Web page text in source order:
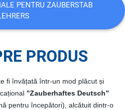
PENTRU ZAUBERSTAB
PRODUS
fi învățată într-un mod plăcut și
”Zauberhaftes Deutsch”
pentru începători), alcătuit dintr-o